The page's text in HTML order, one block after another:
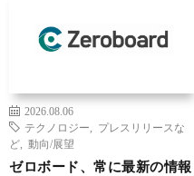
2026.08.06
テクノロジー
プレスリリースな
ど
動向/展望
ゼロボード、常に最新の情報